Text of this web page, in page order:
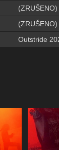
Outstride